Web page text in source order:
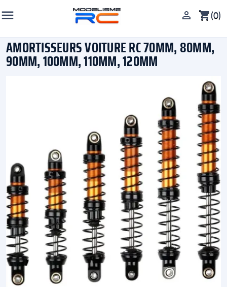
 shopping_cart(0)

AMORTISSEURS VOITURE RC 70MM, 80MM,
90MM, 100MM, 110MM, 120MM